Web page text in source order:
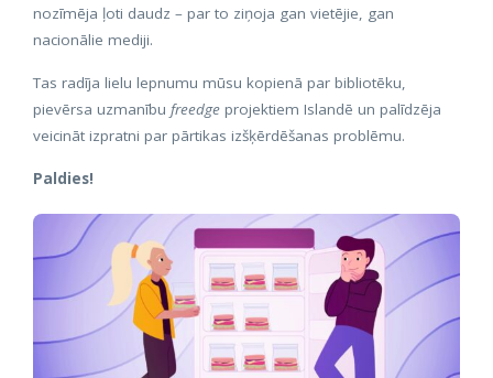
nozīmēja ļoti daudz – par to ziņoja gan vietējie, gan
nacionālie mediji.
Tas radīja lielu lepnumu mūsu kopienā par bibliotēku,
pievērsa uzmanību freedge projektiem Islandē un palīdzēja
veicināt izpratni par pārtikas izšķērdēšanas problēmu.
Paldies!